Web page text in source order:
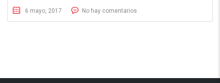
6 mayo, 2017 No hay comentarios